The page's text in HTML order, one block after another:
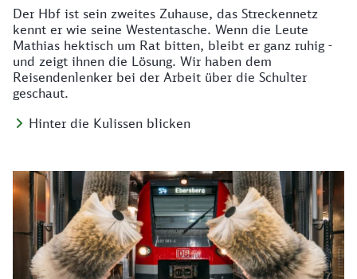
Der Hbf ist sein zweites Zuhause, das Streckennetz
kennt er wie seine Westentasche. Wenn die Leute
Mathias hektisch um Rat bitten, bleibt er ganz ruhig -
und zeigt ihnen die Lösung. Wir haben dem
Reisendenlenker bei der Arbeit über die Schulter
geschaut.
Hinter die Kulissen blicken